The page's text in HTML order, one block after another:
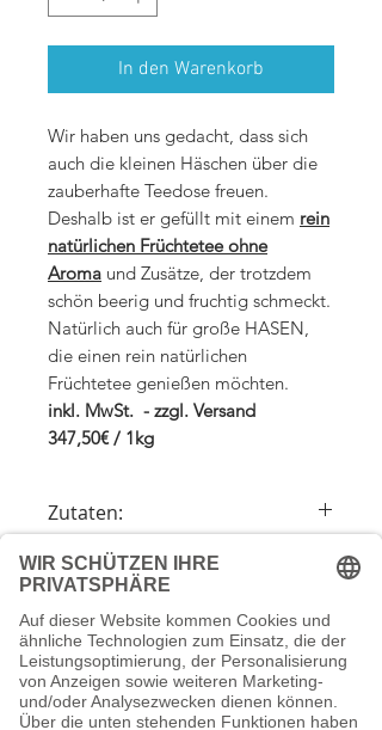
In den Warenkorb
Wir haben uns gedacht, dass sich
auch die kleinen Häschen über die
zauberhafte Teedose freuen.
Deshalb ist er gefüllt mit einem rein
natürlichen Früchtetee ohne
Aroma und Zusätze, der trotzdem
schön beerig und fruchtig schmeckt.
Natürlich auch für große HASEN,
die einen rein natürlichen
Früchtetee genießen möchten.
inkl. MwSt. - zzgl. Versand
347,50€ / 1kg
Zutaten:
Apfelstücke, Hibiskusblüten,
Holunderbeeren, Sauerkirschstücke,
AROMA
Zubereitung
1 gehäufter Teelöffel auf 300ml
Kochendes Wasser
Ziehzeit 8 Minuten
Ohne Koffein/Teein auch für Kinder
geeignet
Versandkosten
Wir berechnen die Versandkosten nach
dem Bestellwert (Bruttowarenwert): Ab